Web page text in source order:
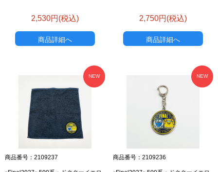
2,530円(税込)
商品詳細へ
2,750円(税込)
商品詳細へ
NEW
商品番号：2109237
NEW
商品番号：2109236